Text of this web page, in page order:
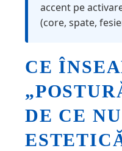
accent pe
(core, spate,
CE
DE CE